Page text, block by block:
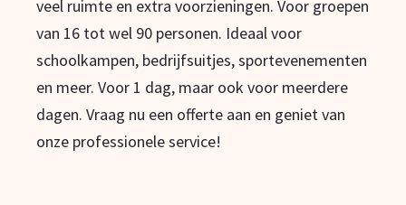
veel ruimte en extra voorzieningen. Voor groepen
van 16 tot wel 90 personen. Ideaal voor
schoolkampen, bedrijfsuitjes, sportevenementen
en meer. Voor 1 dag, maar ook voor meerdere
dagen. Vraag nu een offerte aan en geniet van
onze professionele service!